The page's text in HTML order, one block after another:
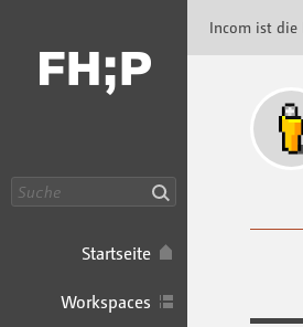
Startseite
Workspaces
Incom ist